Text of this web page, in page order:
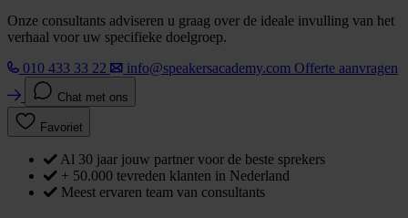
Onze consultants adviseren u graag over de ideale invulling van het
verhaal voor uw specifieke doelgroep.
010 433 33 22
info@speakersacademy.com Offerte aanvragen
Chat met ons
Favoriet
Al 30 jaar jouw partner voor de beste sprekers
+ 50.000 tevreden klanten in Nederland
Meest ervaren team van consultants